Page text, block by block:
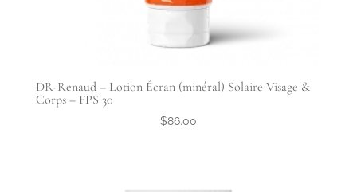
DR-Renaud – Lotion Écran (minéral) Solaire Visage &
Corps – FPS 30
$86.00